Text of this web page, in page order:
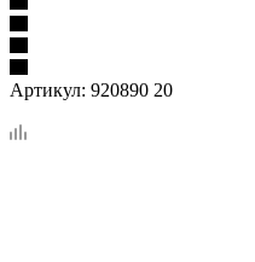
Артикул: 920890 20